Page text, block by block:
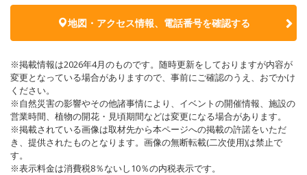
地図・アクセス情報、電話番号を確認する
※掲載情報は2026年4月のものです。随時更新をしておりますが内容が
変更となっている場合がありますので、事前にご確認のうえ、おでかけ
ください。
※自然災害の影響やその他諸事情により、イベントの開催情報、施設の
営業時間、植物の開花・見頃期間などは変更になる場合があります。
※掲載されている画像は取材先から本ページへの掲載の許諾をいただ
き、提供されたものとなります。画像の無断転載(二次使用)は禁止で
す。
※表示料金は消費税8％ないし10％の内税表示です。